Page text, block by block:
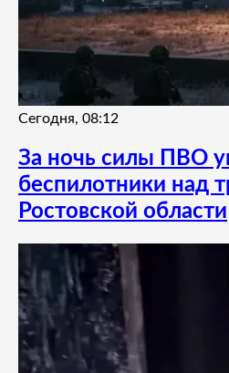
Сегодня, 08:12
За ночь силы ПВО
беспилотники над
Ростовской области